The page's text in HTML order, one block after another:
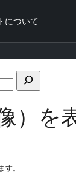
について
フ
）を
。